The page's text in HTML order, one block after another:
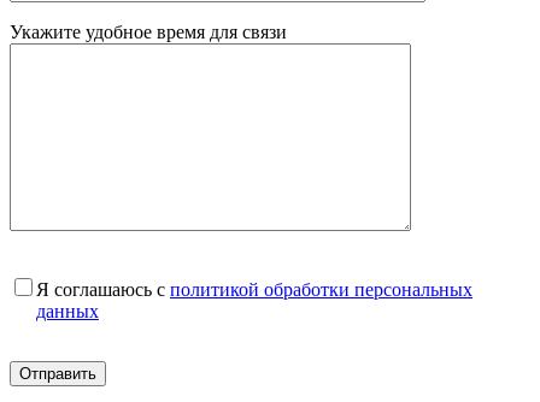
Укажите удобное время для связи
Я соглашаюсь с политикой обработки персональных
данных